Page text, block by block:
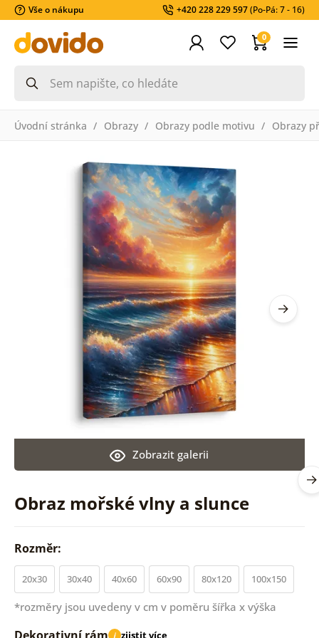
Vše o nákupu +420 228 229 597(Po-Pá: 7 - 16)
0
Úvodní stránka Obrazy Obrazy podle motivu Obrazy
Obraz mořské vlny a slunce
Zobrazit galerii
Rozměr:
20x30 30x40 40x60 60x90 80x120 100x150
*rozměry jsou uvedeny v cm v poměru šířka x výška
i